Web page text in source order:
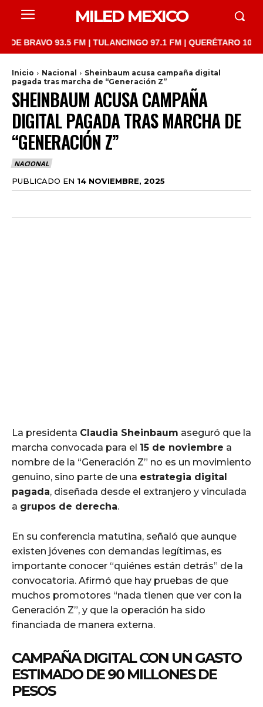
MILED MEXICO
93.5 FM | TULANCINGO 97.1 FM | QUERÉTARO 103.1
Inicio Nacional
Sheinbaum acusa campaña digital
pagada tras marcha de “Generación Z”
SHEINBAUM ACUSA CAMPAÑA
DIGITAL PAGADA TRAS MARCHA DE
“GENERACIÓN Z”
NACIONAL
PUBLICADO EN 14 NOVIEMBRE, 2025
La presidenta Claudia Sheinbaum aseguró que la
marcha convocada para el 15 de noviembre a
nombre de la “Generación Z” no es un movimiento
genuino, sino parte de una estrategia digital
pagada, diseñada desde el extranjero y vinculada
a grupos de derecha.
En su conferencia matutina, señaló que aunque
existen jóvenes con demandas legítimas, es
importante conocer “quiénes están detrás” de la
convocatoria. Afirmó que hay pruebas de que
muchos promotores “nada tienen que ver con la
Generación Z”, y que la operación ha sido
financiada de manera externa.
CAMPAÑA DIGITAL CON UN GASTO
ESTIMADO DE 90 MILLONES DE
PESOS